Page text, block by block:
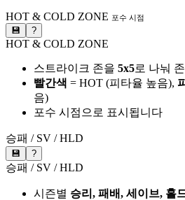
HOT & COLD ZONE 포수 시점
💾 ?
HOT & COLD ZONE
스트라이크 존을 5x5로 나눠
빨간색 = HOT (피타율 높음),
음)
포수 시점으로 표시됩니다
승패 / SV / HLD
💾 ?
승패 / SV / HLD
시즌별 승리, 패배, 세이브, 홀